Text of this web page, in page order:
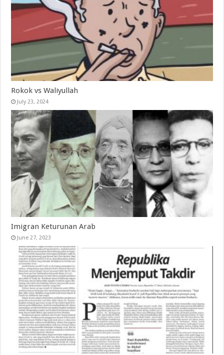
Rokok vs Waliyullah
July 23, 2024
Imigran Keturunan Arab
June 27, 2023